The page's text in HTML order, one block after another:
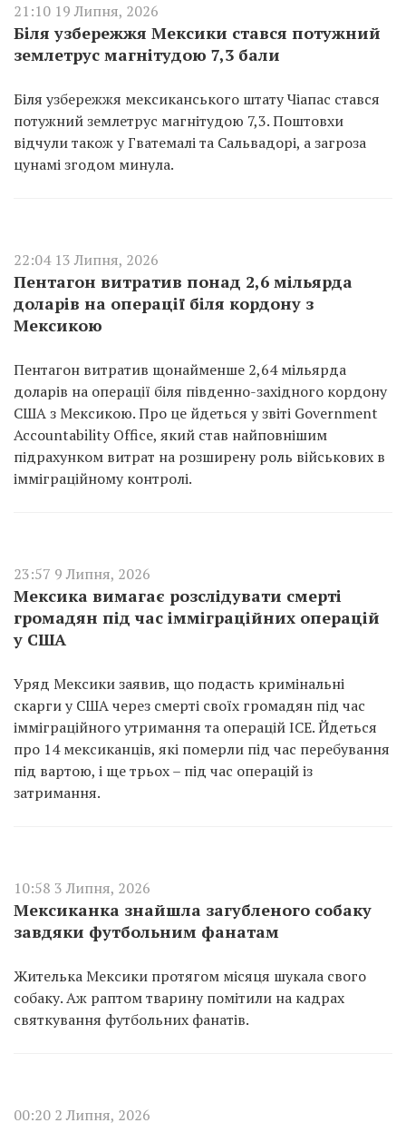
21:10 19 Липня, 2026
Біля узбережжя Мексики стався потужний
землетрус магнітудою 7,3 бали
Біля узбережжя мексиканського штату Чіапас стався
потужний землетрус магнітудою 7,3. Поштовхи
відчули також у Гватемалі та Сальвадорі, а загроза
цунамі згодом минула.
22:04 13 Липня, 2026
Пентагон витратив понад 2,6 мільярда
доларів на операції біля кордону з
Мексикою
Пентагон витратив щонайменше 2,64 мільярда
доларів на операції біля південно-західного кордону
США з Мексикою. Про це йдеться у звіті Government
Accountability Office, який став найповнішим
підрахунком витрат на розширену роль військових в
імміграційному контролі.
23:57 9 Липня, 2026
Мексика вимагає розслідувати смерті
громадян під час імміграційних операцій
у США
Уряд Мексики заявив, що подасть кримінальні
скарги у США через смерті своїх громадян під час
імміграційного утримання та операцій ICE. Йдеться
про 14 мексиканців, які померли під час перебування
під вартою, і ще трьох – під час операцій із
затримання.
10:58 3 Липня, 2026
Мексиканка знайшла загубленого собаку
завдяки футбольним фанатам
Жителька Мексики протягом місяця шукала свого
собаку. Аж раптом тварину помітили на кадрах
святкування футбольних фанатів.
00:20 2 Липня, 2026